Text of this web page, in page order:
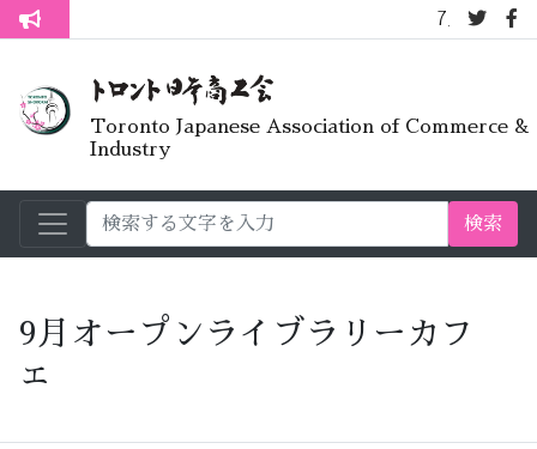
トロント生活不安疑問質問懇談会
7月オープンラ
Toronto Japanese Association of Commerce &
Industry
検索
9月オープンライブラリーカフ
ェ